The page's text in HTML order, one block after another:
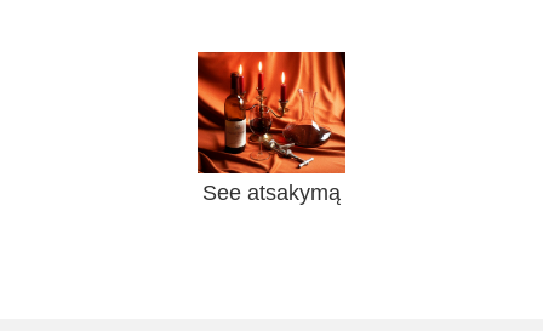
See atsakymą